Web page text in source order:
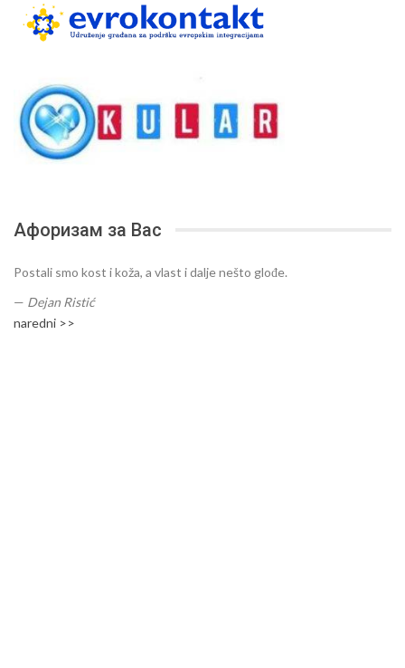
Афоризам за Вас
Postali smo kost i koža, a vlast i dalje nešto glođe.
— Dejan Ristić
naredni >>